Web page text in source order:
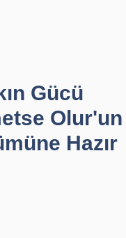
Gücü
Olur'un
Hazır